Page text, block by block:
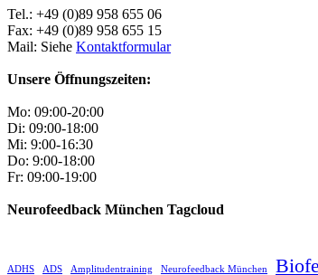
Tel.: +49 (0)89 958 655 06
Fax: +49 (0)89 958 655 15
Mail: Siehe Kontaktformular
Unsere Öffnungszeiten:
Mo: 09:00-20:00
Di: 09:00-18:00
Mi: 9:00-16:30
Do: 9:00-18:00
Fr: 09:00-19:00
Neurofeedback München Tagcloud
ADHS ADS Amplitudentraining Neurofeedback München